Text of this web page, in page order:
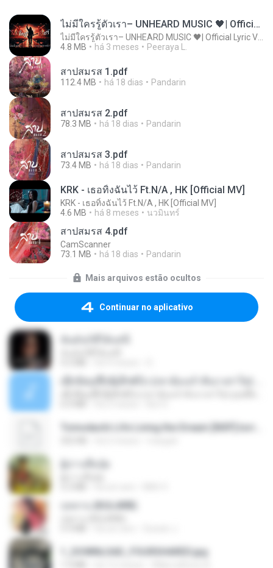
ไม่มีใครรู้ตัวเรา– UNHEARD MUSIC 🖤| Official Lyric Video | เพลงสู้ชีวิต
4.8 MB
há 3 meses Peeraya L.
สาปสมรส 1.pdf
112.4 MB há 18 dias Pandarin
สาปสมรส 2.pdf
78.3 MB há 18 dias Pandarin
สาปสมรส 3.pdf
73.4 MB há 18 dias Pandarin
KRK - เธอทิ้งฉันไว้ Ft.N/A , HK [Official MV]
KRK - เธอทิ้งฉันไว้ Ft.N/A , HK [Official MV]
4.6 MB
há 8 meses นวมินทร์
สาปสมรส 4.pdf
CamScanner
73.1 MB
há 18 dias Pandarin
Mais arquivos estão ocultos
Continuar no aplicativo
กุหลาบ (KULARB)
1_DOWNLOAD_FOURSHARED.jpg